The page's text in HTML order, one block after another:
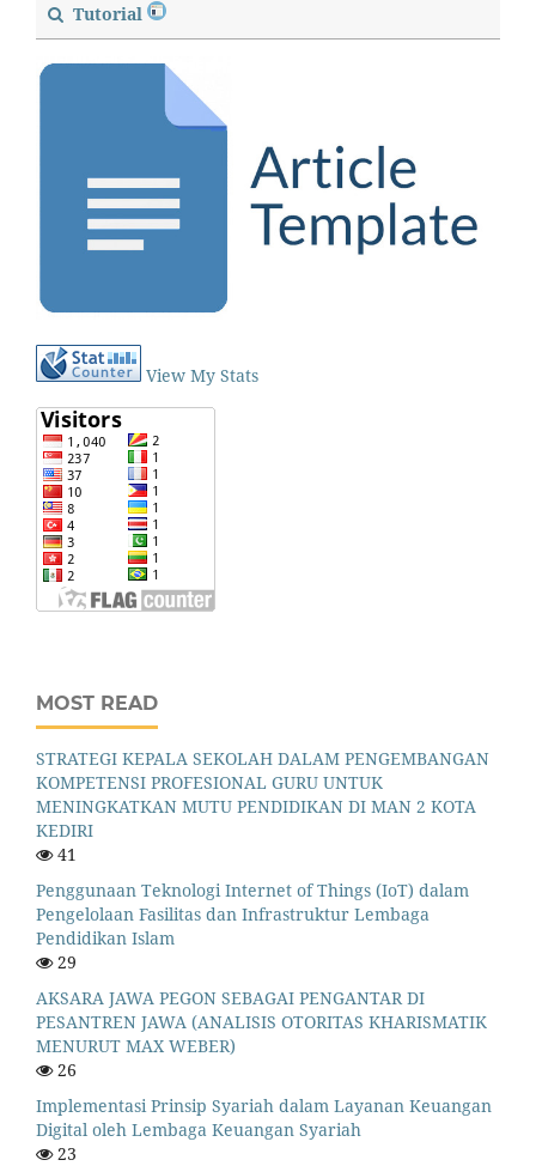
Tutorial
View My Stats
MOST READ
STRATEGI KEPALA SEKOLAH DALAM PENGEMBANGAN
KOMPETENSI PROFESIONAL GURU UNTUK
MENINGKATKAN MUTU PENDIDIKAN DI MAN 2 KOTA
KEDIRI
41
Penggunaan Teknologi Internet of Things (IoT) dalam
Pengelolaan Fasilitas dan Infrastruktur Lembaga
Pendidikan Islam
29
AKSARA JAWA PEGON SEBAGAI PENGANTAR DI
PESANTREN JAWA (ANALISIS OTORITAS KHARISMATIK
MENURUT MAX WEBER)
26
Implementasi Prinsip Syariah dalam Layanan Keuangan
Digital oleh Lembaga Keuangan Syariah
23